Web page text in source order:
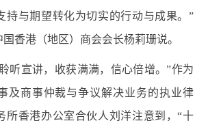
持与期望转化为切实的行动与成果。”
香港（地区）商会会长杨莉珊说。
听宣讲，收获满满，信心倍增。”作为
及商事仲裁与争议解决业务的执业律
所香港办公室合伙人刘洋注意到，“十